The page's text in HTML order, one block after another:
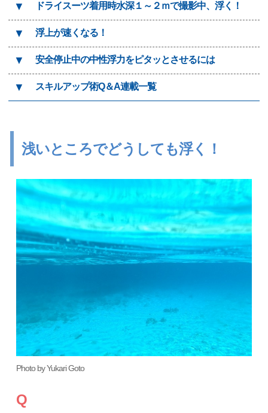
▼ ドライスーツ着用時水深１～２ｍで撮影中、浮く！
▼ 浮上が速くなる！
▼ 安全停止中の中性浮力をピタッとさせるには
▼ スキルアップ術Q＆A連載一覧
浅いところでどうしても浮く！
Photo by Yukari Goto
Q